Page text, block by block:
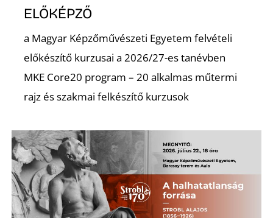
ELŐKÉPZŐ
a Magyar Képzőművészeti Egyetem felvételi
előkészítő kurzusai a 2026/27-es tanévben
MKE Core20 program – 20 alkalmas műtermi
rajz és szakmai felkészítő kurzusok